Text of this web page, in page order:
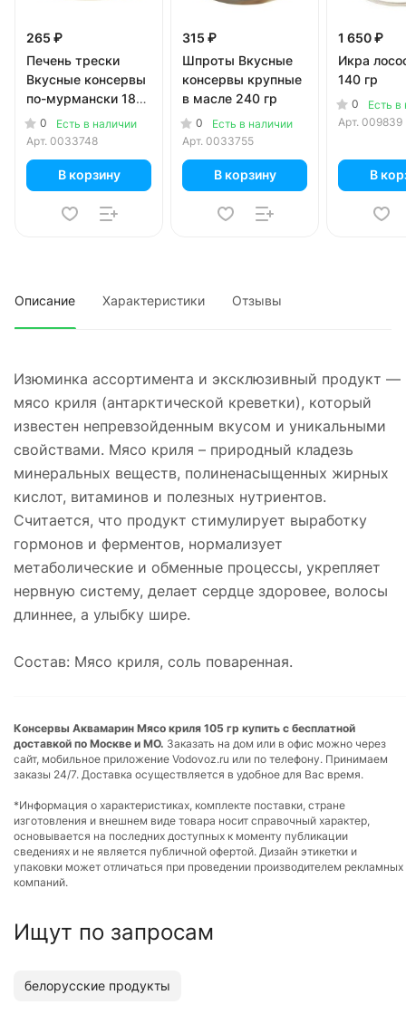
265 ₽
Печень трески
Вкусные консервы
по-мурмански 185
гр 0
Есть в наличии
Арт. 0033748
В корзину
315 ₽
Шпроты Вкусные
консервы крупные
в масле 240 гр
0
Есть в наличии
Арт. 0033755
В корзину
1 650 ₽
Икра
140 гр
0
Есть в
Арт. 009839
В
Описание Характеристики Отзывы
Изюминка ассортимента и эксклюзивный продукт —
мясо криля (антарктической креветки), который
известен непревзойденным вкусом и уникальными
свойствами. Мясо криля – природный кладезь
минеральных веществ, полиненасыщенных жирных
кислот, витаминов и полезных нутриентов.
Считается, что продукт стимулирует выработку
гормонов и ферментов, нормализует
метаболические и обменные процессы, укрепляет
нервную систему, делает сердце здоровее, волосы
длиннее, а улыбку шире.
Состав: Мясо криля, соль поваренная.
Консервы Аквамарин Мясо криля 105 гр купить с бесплатной
доставкой по Москве и МО. Заказать на дом или в офис можно через
сайт, мобильное приложение Vodovoz.ru или по телефону. Принимаем
заказы 24/7. Доставка осуществляется в удобное для Вас время.
*Информация о характеристиках, комплекте поставки, стране
изготовления и внешнем виде товара носит справочный характер,
основывается на последних доступных к моменту публикации
сведениях и не является публичной офертой. Дизайн этикетки и
упаковки может отличаться при проведении производителем рекламных
компаний.
Ищут по запросам
белорусские продукты